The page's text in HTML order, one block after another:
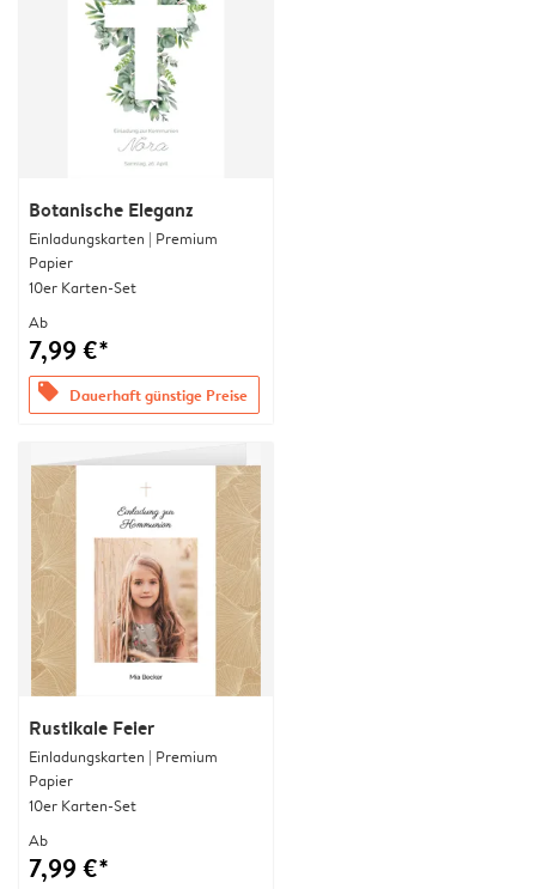
Botanische Eleganz
Einladungskarten | Premium
Papier
10er Karten-Set
Ab
7,99 €*
offers Dauerhaft günstige Preise
Rustikale Feier
Einladungskarten | Premium
Papier
10er Karten-Set
Ab
7,99 €*